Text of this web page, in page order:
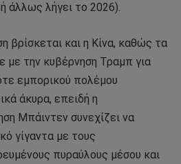
άλλως λήγει το 2026).
βρίσκεται και η Κίνα, καθώς τα
με την κυβέρνηση Τραμπ για
εμπορικού πολέμου
άκυρα, επειδή η
Μπάιντεν συνεχίζει να
γίγαντα με τους
πυραύλους μέσου και